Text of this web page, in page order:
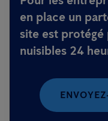
en place un
site est protégé
nuisibles 24